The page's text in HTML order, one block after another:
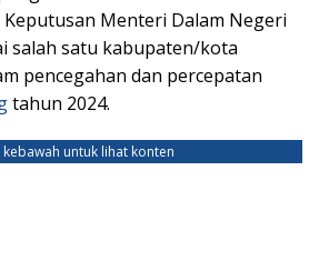
Menteri Dalam Negeri
salah satu kabupaten/kota
pencegahan dan percepatan
tahun 2024.
kebawah untuk lihat konten